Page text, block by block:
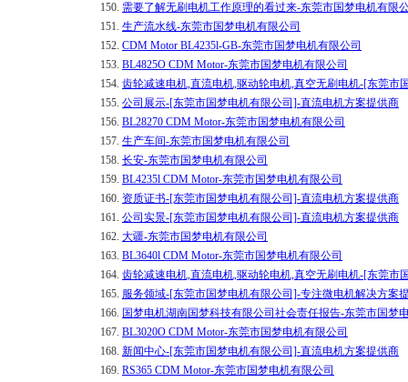
150. 需要了解无刷电机工作原理的看过来-东莞市国梦电机有限
151. 生产流水线-东莞市国梦电机有限公司
152. CDM Motor BL4235l-GB-东莞市国梦电机有限公司
153. BL4825O CDM Motor-东莞市国梦电机有限公司
154. 齿轮减速电机,直流电机,驱动轮电机,真空无刷电机-[东莞市
155. 公司展示-[东莞市国梦电机有限公司]-直流电机方案提供商
156. BL28270 CDM Motor-东莞市国梦电机有限公司
157. 生产车间-东莞市国梦电机有限公司
158. 长安-东莞市国梦电机有限公司
159. BL4235l CDM Motor-东莞市国梦电机有限公司
160. 资质证书-[东莞市国梦电机有限公司]-直流电机方案提供商
161. 公司实景-[东莞市国梦电机有限公司]-直流电机方案提供商
162. 大疆-东莞市国梦电机有限公司
163. BL3640l CDM Motor-东莞市国梦电机有限公司
164. 齿轮减速电机,直流电机,驱动轮电机,真空无刷电机-[东莞市
165. 服务领域-[东莞市国梦电机有限公司]-专注微电机解决方案
166. 国梦电机湖南国梦科技有限公司社会责任报告-东莞市国梦
167. BL3020O CDM Motor-东莞市国梦电机有限公司
168. 新闻中心-[东莞市国梦电机有限公司]-直流电机方案提供商
169. RS365 CDM Motor-东莞市国梦电机有限公司